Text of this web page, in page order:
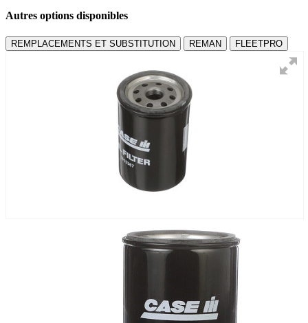
Autres options disponibles
REMPLACEMENTS ET SUBSTITUTION REMAN FLEETPRO